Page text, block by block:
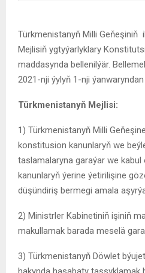
Türkmenistanyň Milli Geňeşiniň
Mejlisiň ygtyýarlyklary
maddasynda bellenilýär.
2021-nji ýylyň 1-nji
Türkmenistanyň Mejlisi:
1) Türkmenistanyň Milli
konstitusion kanunlaryň we
taslamalaryna garaýar we kabul
kanunlaryň ýerine ýetirilişine
düşündiriş bermegi amala
2) Ministrler Kabinetiniň işiniň
makullamak barada meselä
3) Türkmenistanyň Döwlet